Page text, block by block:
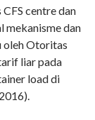
centre dan
mekanisme dan
oleh Otoritas
liar pada
load di